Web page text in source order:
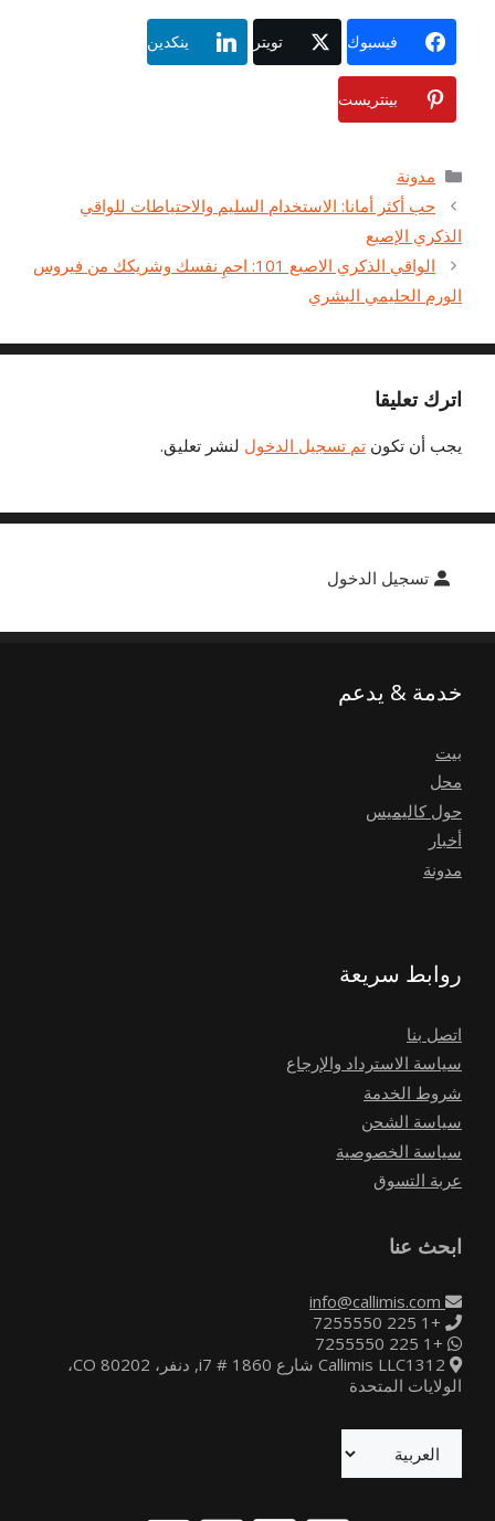
فيسبوك تويتر ينكدين
بينتريست
فئات
مدونة
حب أكثر أمانا: الاستخدام السليم والاحتياطات للواقي
الذكري الإصبع
الواقي الذكري الاصبع 101: احمِ نفسك وشريكك من فيروس
الورم الحليمي البشري
اترك تعليقا
يجب أن تكون تم تسجيل الدخول لنشر تعليق.
تسجيل الدخول
خدمة & يدعم
بيت
محل
حول كاليميس
أخبار
مدونة
روابط سريعة
اتصل بنا
سياسة الاسترداد والإرجاع
شروط الخدمة
سياسة الشحن
سياسة الخصوصية
عربة التسوق
ابحث عنا
+1 225 7255550
+1 225 7255550
Callimis LLC1312 شارع i7 # 1860, دنفر، CO 80202،
الولايات المتحدة